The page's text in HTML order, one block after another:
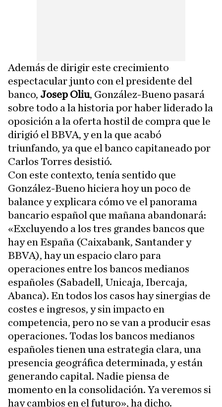
Además de dirigir este crecimiento
espectacular junto con el presidente del
banco, Josep Oliu, González-Bueno pasará
sobre todo a la historia por haber liderado la
oposición a la oferta hostil de compra que le
dirigió el BBVA, y en la que acabó
triunfando, ya que el banco capitaneado por
Carlos Torres desistió.
Con este contexto, tenía sentido que
González-Bueno hiciera hoy un poco de
balance y explicara cómo ve el panorama
bancario español que mañana abandonará:
«Excluyendo a los tres grandes bancos que
hay en España (Caixabank, Santander y
BBVA), hay un espacio claro para
operaciones entre los bancos medianos
españoles (Sabadell, Unicaja, Ibercaja,
Abanca). En todos los casos hay sinergias de
costes e ingresos, y sin impacto en
competencia, pero no se van a producir esas
operaciones. Todas los bancos medianos
españoles tienen una estrategia clara, una
presencia geográfica determinada, y están
generando capital. Nadie piensa de
momento en la consolidación. Ya veremos si
hay cambios en el futuro», ha dicho.